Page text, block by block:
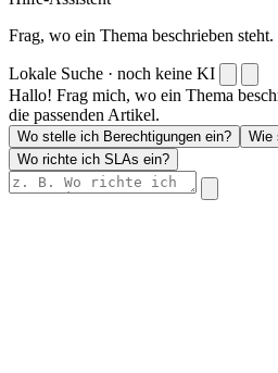
Frag, wo ein Thema beschrieben steht.
Lokale Suche · noch keine KI
Hallo! Frag mich, wo ein Thema
die passenden Artikel.
Wo stelle ich Berechtigungen ein?
Wie
Wo richte ich SLAs ein?